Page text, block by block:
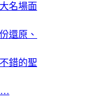
名場面
還原、
錯的聖
…